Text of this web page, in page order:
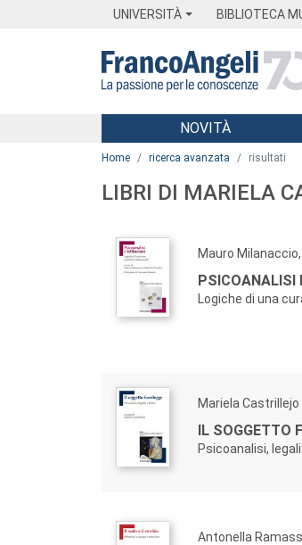
UNIVERSITÀ BIBLIOTECA
Menu
NOVITÀ
Home ricerca avanzata risultati
LIBRI DI MARIELA
Mauro
PSICOANALISI
Logiche di una
Mariela Castrillejo
IL SOGGETTO
Psicoanalisi,
Antonella